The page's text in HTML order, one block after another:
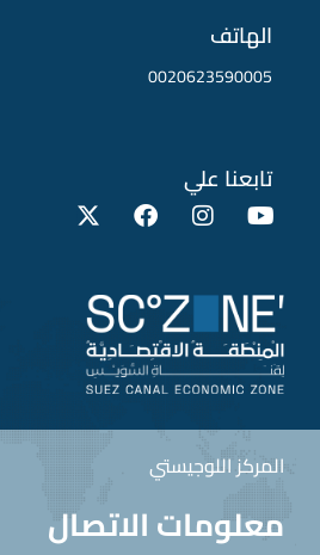
المركز اللوجيستي
معلومات الاتصال
الهاتف
0020623590005
تابعنا علي